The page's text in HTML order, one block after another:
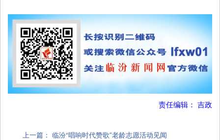
责任编辑： 吉政
上一篇： 临汾“唱响时代赞歌”老龄志愿活动见闻